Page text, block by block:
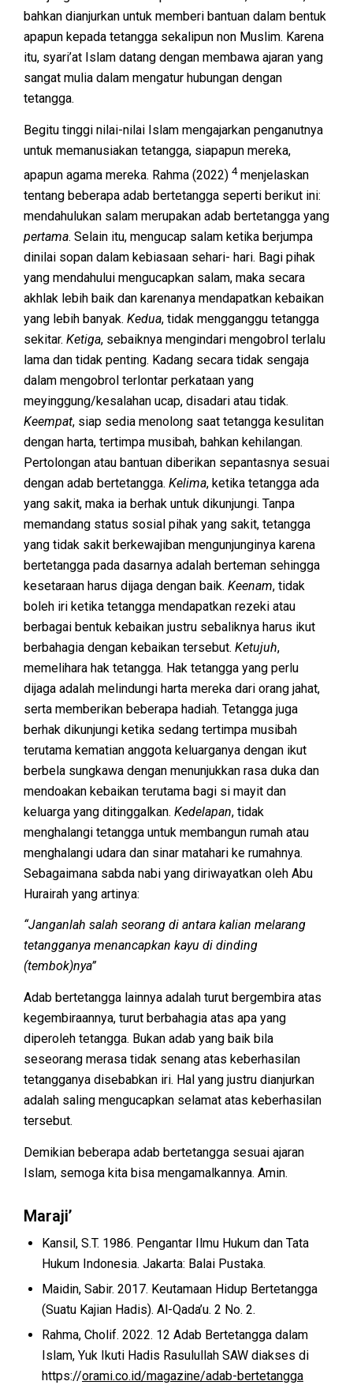
bahkan dianjurkan untuk memberi bantuan dalam bentuk
apapun kepada tetangga sekalipun non Muslim. Karena
itu, syari’at Islam datang dengan membawa ajaran yang
sangat mulia dalam mengatur hubungan dengan
tetangga.
Begitu tinggi nilai-nilai Islam mengajarkan penganutnya
untuk memanusiakan tetangga, siapapun mereka,
apapun agama mereka. Rahma (2022) 4menjelaskan
tentang beberapa adab bertetangga seperti berikut ini:
mendahulukan salam merupakan adab bertetangga yang
pertama. Selain itu, mengucap salam ketika berjumpa
dinilai sopan dalam kebiasaan sehari- hari. Bagi pihak
yang mendahului mengucapkan salam, maka secara
akhlak lebih baik dan karenanya mendapatkan kebaikan
yang lebih banyak. Kedua, tidak mengganggu tetangga
sekitar. Ketiga, sebaiknya mengindari mengobrol terlalu
lama dan tidak penting. Kadang secara tidak sengaja
dalam mengobrol terlontar perkataan yang
meyinggung/kesalahan ucap, disadari atau tidak.
Keempat, siap sedia menolong saat tetangga kesulitan
dengan harta, tertimpa musibah, bahkan kehilangan.
Pertolongan atau bantuan diberikan sepantasnya sesuai
dengan adab bertetangga. Kelima, ketika tetangga ada
yang sakit, maka ia berhak untuk dikunjungi. Tanpa
memandang status sosial pihak yang sakit, tetangga
yang tidak sakit berkewajiban mengunjunginya karena
bertetangga pada dasarnya adalah berteman sehingga
kesetaraan harus dijaga dengan baik. Keenam, tidak
boleh iri ketika tetangga mendapatkan rezeki atau
berbagai bentuk kebaikan justru sebaliknya harus ikut
berbahagia dengan kebaikan tersebut. Ketujuh,
memelihara hak tetangga. Hak tetangga yang perlu
dijaga adalah melindungi harta mereka dari orang jahat,
serta memberikan beberapa hadiah. Tetangga juga
berhak dikunjungi ketika sedang tertimpa musibah
terutama kematian anggota keluarganya dengan ikut
berbela sungkawa dengan menunjukkan rasa duka dan
mendoakan kebaikan terutama bagi si mayit dan
keluarga yang ditinggalkan. Kedelapan, tidak
menghalangi tetangga untuk membangun rumah atau
menghalangi udara dan sinar matahari ke rumahnya.
Sebagaimana sabda nabi yang diriwayatkan oleh Abu
Hurairah yang artinya:
“Janganlah salah seorang di antara kalian melarang
tetangganya menancapkan kayu di dinding
(tembok)nya”
Adab bertetangga lainnya adalah turut bergembira atas
kegembiraannya, turut berbahagia atas apa yang
diperoleh tetangga. Bukan adab yang baik bila
seseorang merasa tidak senang atas keberhasilan
tetangganya disebabkan iri. Hal yang justru dianjurkan
adalah saling mengucapkan selamat atas keberhasilan
tersebut.
Demikian beberapa adab bertetangga sesuai ajaran
Islam, semoga kita bisa mengamalkannya. Amin.
Maraji’
Kansil, S.T. 1986. Pengantar Ilmu Hukum dan Tata
Hukum Indonesia. Jakarta: Balai Pustaka.
Maidin, Sabir. 2017. Keutamaan Hidup Bertetangga
(Suatu Kajian Hadis). Al-Qada’u. 2 No. 2.
Rahma, Cholif. 2022. 12 Adab Bertetangga dalam
Islam, Yuk Ikuti Hadis Rasulullah SAW diakses di
https://orami.co.id/magazine/adab-bertetangga